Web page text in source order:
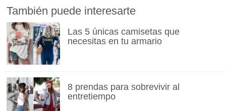
También puede interesarte
Las 5 únicas camisetas que
necesitas en tu armario
8 prendas para sobrevivir al
entretiempo